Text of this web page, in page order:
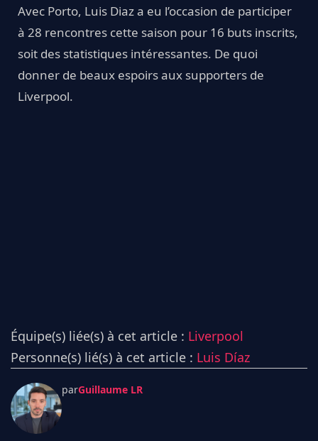
Avec Porto, Luis Diaz a eu l’occasion de participer
à 28 rencontres cette saison pour 16 buts inscrits,
soit des statistiques intéressantes. De quoi
donner de beaux espoirs aux supporters de
Liverpool.
Équipe(s) liée(s) à cet article : Liverpool
Personne(s) lié(s) à cet article : Luis Díaz
parGuillaume LR